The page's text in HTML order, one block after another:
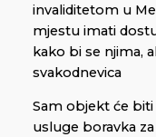
invaliditetom u
mjestu imati
kako bi se njima,
svakodnevica
Sam objekt će biti
usluge boravka